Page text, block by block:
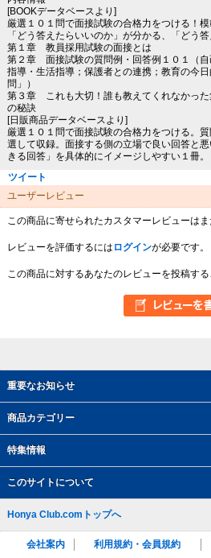
重要なお知らせ
商品カテゴリー
特集情報
このサイトについて
[BOOKデータベースより]
厳選１０１問で面接試験の合格力をつける！
「どう答えたらいいのか」が分かる、「どう
第１章 教員採用試験の面接とは
第２章 面接試験の質問例・回答例１０１（自
指導・生活指導；保護者との連携；教育の今
問」）
第３章 これも大切！誰も教えてくれなかっ
の秘訣
[日販商品データベースより]
厳選１０１問で面接試験の合格力をつける。
選して収録。面接する側の立場で良い回答と
きる回答」を具体的にイメージしやすい１冊。
ツイート
ユーザーレビュー
この商品に寄せられたカスタマーレビューはま
レビューを評価するには ログインが必要です。
この商品に対するあなたのレビューを投稿する
Honya Club.comトップへ
会社案内 利用規約・会員規約